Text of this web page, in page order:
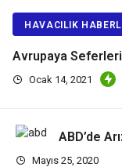
HAVACILIK
Avrupaya
Ocak 14, 2021
ABD’de
Mayıs 25, 2020